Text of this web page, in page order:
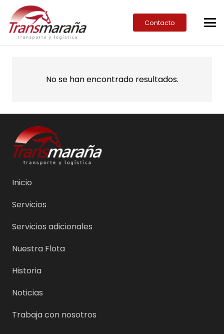
Contacto
No se han encontrado resultados.
Inicio
Servicios
Servicios adicionales
Nuestra Flota
Historia
Noticias
Trabaja con nosotros